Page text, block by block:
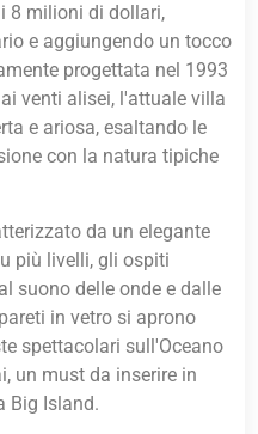
8 milioni di dollari,
e aggiungendo un tocco
progettata nel 1993
venti alisei, l'attuale villa
e ariosa, esaltando le
con la natura tipiche
da un elegante
più livelli, gli ospiti
suono delle onde e dalle
in vetro si aprono
spettacolari sull'Oceano
un must da inserire in
Big Island.